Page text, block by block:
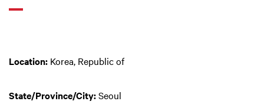
Location: Korea, Republic of
State/Province/City:Seoul